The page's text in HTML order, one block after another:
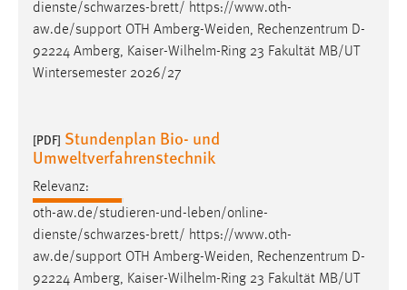
dienste/schwarzes-brett/ https://www.oth-
aw.de/support OTH Amberg-Weiden, Rechenzentrum D-
92224 Amberg, Kaiser-Wilhelm-Ring 23 Fakultät MB/UT
Wintersemester 2026/27
[PDF] Stundenplan Bio- und
Umweltverfahrenstechnik
Relevanz:
oth-aw.de/studieren-und-leben/online-
dienste/schwarzes-brett/ https://www.oth-
aw.de/support OTH Amberg-Weiden, Rechenzentrum D-
92224 Amberg, Kaiser-Wilhelm-Ring 23 Fakultät MB/UT